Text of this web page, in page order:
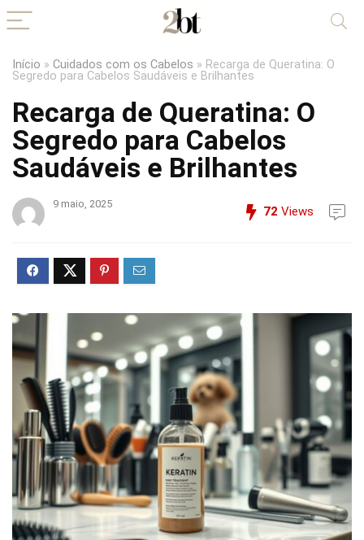
Início » Cuidados com os Cabelos » Recarga de Queratina: O
Segredo para Cabelos Saudáveis e Brilhantes
Recarga de Queratina: O
Segredo para Cabelos
Saudáveis e Brilhantes
9 maio, 2025
72 Views